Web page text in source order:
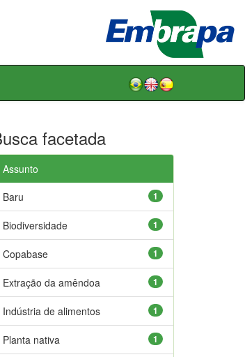
facetada
Assunto
1
Baru
1
Biodiversidade
1
Copabase
1
Extração da amêndoa
1
Indústria de alimentos
1
Planta nativa